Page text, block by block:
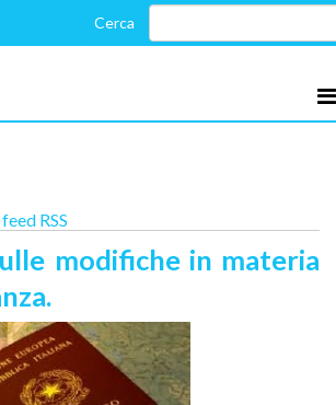
RSS
modifiche in materia